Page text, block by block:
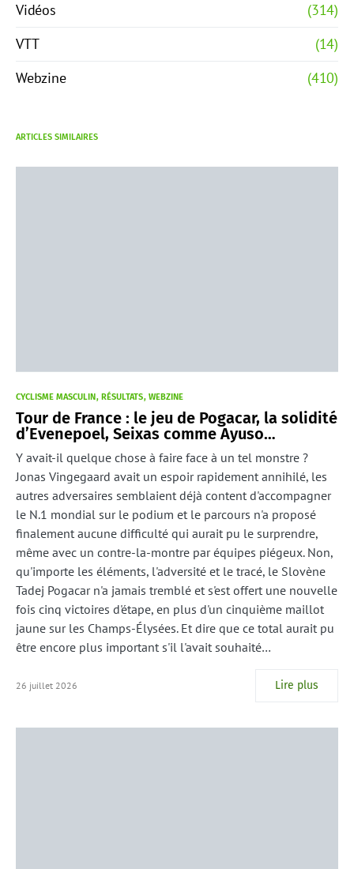
Vidéos
(314)
VTT
(14)
Webzine
(410)
ARTICLES SIMILAIRES
CYCLISME MASCULIN RÉSULTATS WEBZINE
Tour de France : le jeu de Pogacar, la solidité
d’Evenepoel, Seixas comme Ayuso…
Y avait-il quelque chose à faire face à un tel monstre ?
Jonas Vingegaard avait un espoir rapidement annihilé, les
autres adversaires semblaient déjà content d'accompagner
le N.1 mondial sur le podium et le parcours n'a proposé
finalement aucune difficulté qui aurait pu le surprendre,
même avec un contre-la-montre par équipes piégeux. Non,
qu'importe les éléments, l'adversité et le tracé, le Slovène
Tadej Pogacar n'a jamais tremblé et s'est offert une nouvelle
fois cinq victoires d'étape, en plus d'un cinquième maillot
jaune sur les Champs-Élysées. Et dire que ce total aurait pu
être encore plus important s'il l'avait souhaité…
26 juillet 2026 Lire plus